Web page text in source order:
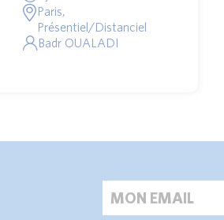
Paris,
Présentiel/Distanciel
Badr OUALADI